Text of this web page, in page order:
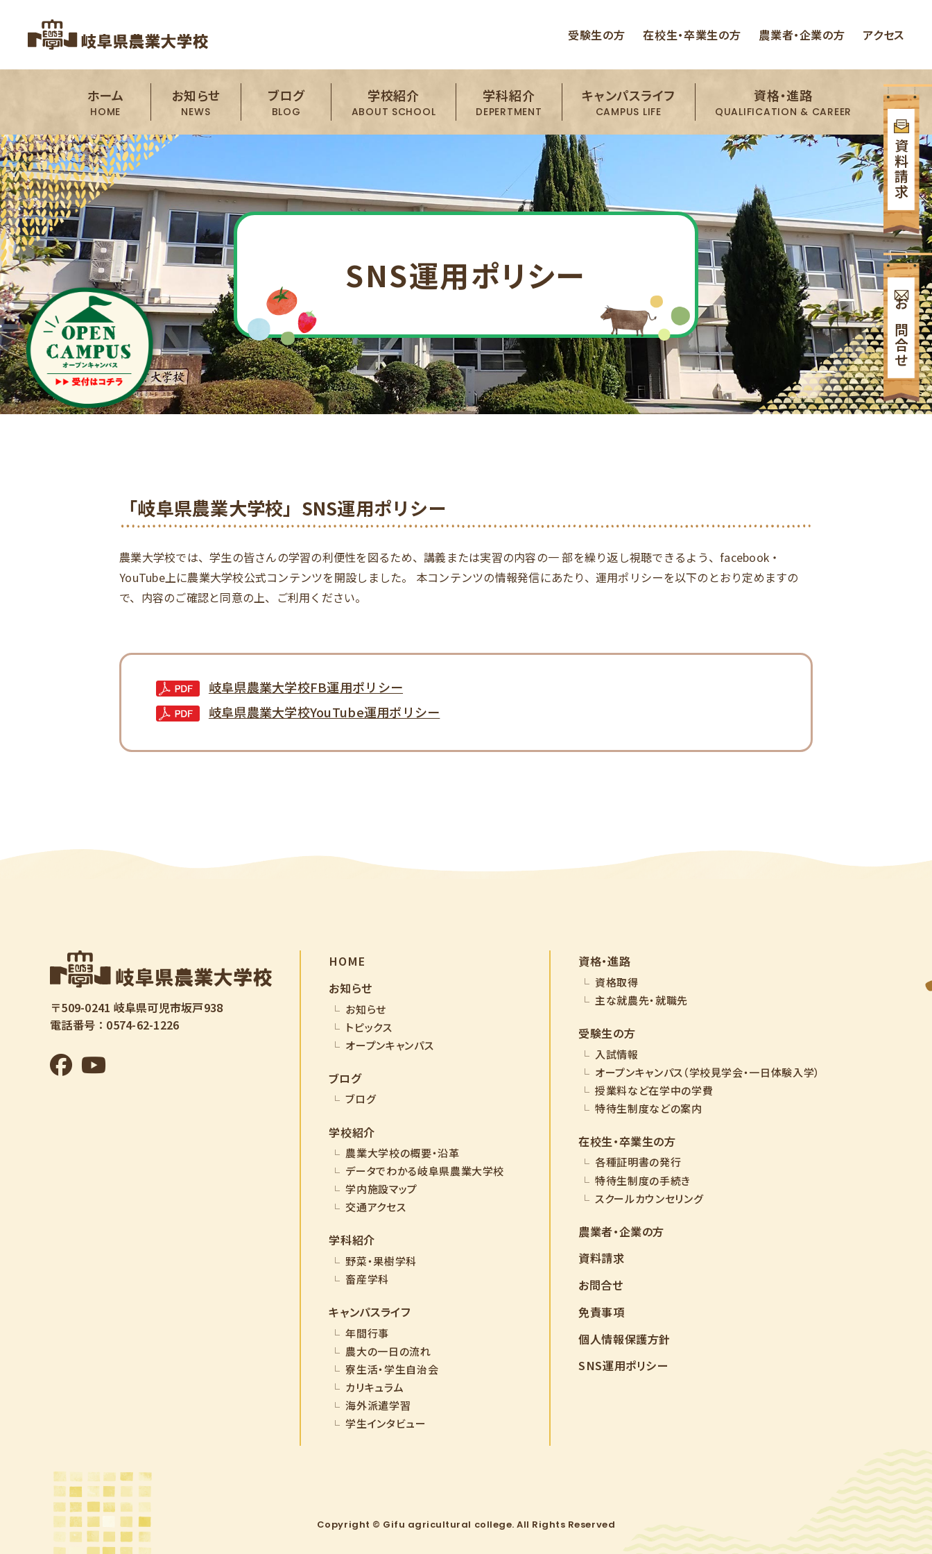
受験生の方 在校生・卒業生の方 農業者・企業の方 アクセス
ホーム
HOME
お知らせ
NEWS
ブログ
BLOG
学校紹介
ABOUT SCHOOL
学科紹介
DEPERTMENT
キャンパスライフ
CAMPUS LIFE
資格・進路
QUALIFICATION & CAREER
資料請求
お問合せ
SNS運用ポリシー
「岐阜県農業大学校」SNS運用ポリシー
農業大学校では、学生の皆さんの学習の利便性を図るため、講義または実習の内容の一 部を繰り返し視聴できるよう、facebook・
YouTube上に農業大学校公式コンテンツを開設しました。 本コンテンツの情報発信にあたり、運用ポリシーを以下のとおり定めますの
で、内容のご確認と同意の上、ご利用ください。
岐阜県農業大学校FB運用ポリシー
岐阜県農業大学校YouTube運用ポリシー
〒509-0241 岐阜県可児市坂戸938
電話番号：0574-62-1226
HOME
お知らせ
お知らせ
トピックス
オープンキャンパス
ブログ
ブログ
学校紹介
農業大学校の概要・沿革
データでわかる岐阜県農業大学校
学内施設マップ
交通アクセス
学科紹介
野菜・果樹学科
畜産学科
キャンパスライフ
年間行事
農大の一日の流れ
寮生活・学生自治会
カリキュラム
海外派遣学習
学生インタビュー
資格・進路
資格取得
主な就農先・就職先
受験生の方
入試情報
オープンキャンパス（学校見学会・一日体験入学）
授業料など在学中の学費
特待生制度などの案内
在校生・卒業生の方
各種証明書の発行
特待生制度の手続き
スクールカウンセリング
農業者・企業の方
資料請求
お問合せ
免責事項
個人情報保護方針
SNS運用ポリシー
Copyright © Gifu agricultural college. All Rights Reserved